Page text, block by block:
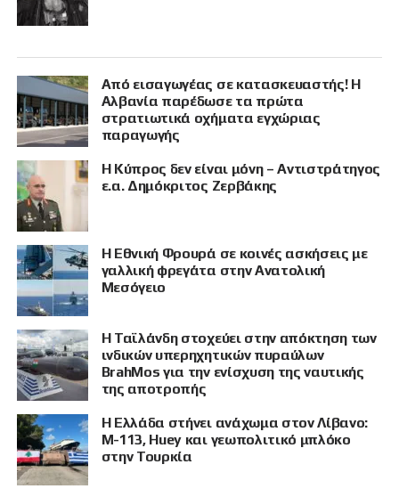
Από εισαγωγέας σε κατασκευαστής! Η
Αλβανία παρέδωσε τα πρώτα
στρατιωτικά οχήματα εγχώριας
παραγωγής
Η Κύπρος δεν είναι μόνη – Αντιστράτηγος
ε.α. Δημόκριτος Ζερβάκης
Η Εθνική Φρουρά σε κοινές ασκήσεις με
γαλλική φρεγάτα στην Ανατολική
Μεσόγειο
Η Ταϊλάνδη στοχεύει στην απόκτηση των
ινδικών υπερηχητικών πυραύλων
BrahMos για την ενίσχυση της ναυτικής
της αποτροπής
Η Ελλάδα στήνει ανάχωμα στον Λίβανο:
M-113, Huey και γεωπολιτικό μπλόκο
στην Τουρκία